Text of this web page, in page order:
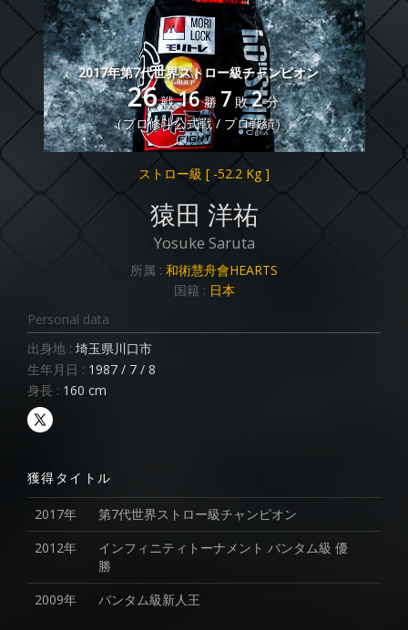
2017年第7代世界ストロー級チャンピオン
26 戦 16 勝 7 敗 2 分
（プロ修斗公式戦 / プロ戦績）
ストロー級 [ -52.2 Kg ]
猿田 洋祐
Yosuke Saruta
所属 : 和術慧舟會HEARTS
国籍 : 日本
Personal data
出身地 : 埼玉県川口市
生年月日 : 1987 / 7 / 8
身長 : 160 cm
獲得タイトル
2017年
第7代世界ストロー級チャンピオン
2012年
インフィニティトーナメント バンタム級 優
勝
2009年
バンタム級新人王